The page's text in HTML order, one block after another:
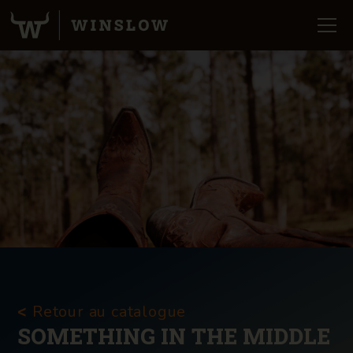
< Retour au catalogue
SOMETHING IN THE MIDDLE